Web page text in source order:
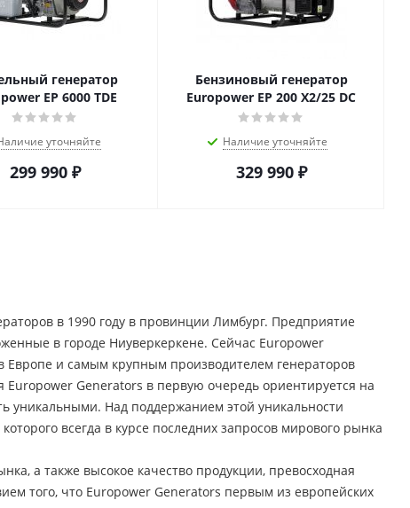
генератор
EP 6000 TDE
уточняйте
299 990₽
Бензиновый генератор
Europower ЕР 200 Х2/25 DC
Наличие уточняйте
329 990₽
в 1990 году в провинции Лимбург. Предприятие
в городе Ниуверкеркене. Сейчас Europower
Европе и самым крупным производителем генераторов
Generators в первую очередь ориентируется на
уникальными. Над поддержанием этой уникальности
всегда в курсе последних запросов мирового рынка
а также высокое качество продукции, превосходная
того, что Europower Generators первым из европейских